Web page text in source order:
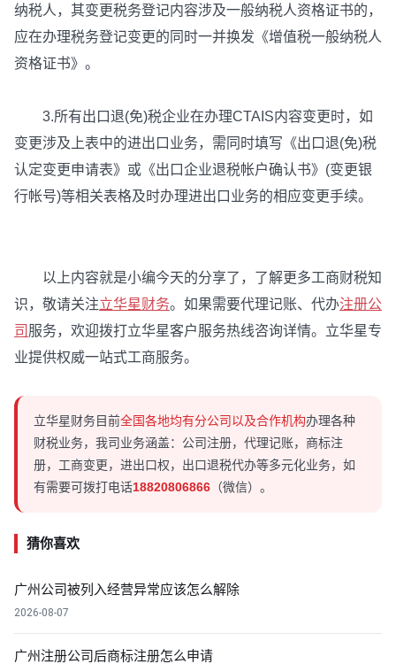
纳税人，其变更税务登记内容涉及一般纳税人资格证书的，
应在办理税务登记变更的同时一并换发《增值税一般纳税人
资格证书》。
3.所有出口退(免)税企业在办理CTAIS内容变更时，如
变更涉及上表中的进出口业务，需同时填写《出口退(免)税
认定变更申请表》或《出口企业退税帐户确认书》(变更银
行帐号)等相关表格及时办理进出口业务的相应变更手续。
以上内容就是小编今天的分享了，了解更多工商财税知
识，敬请关注立华星财务。如果需要代理记账、代办注册公
司 服务，欢迎拨打立华星客户服务热线咨询详情。立华星专
业提供权威一站式工商服务。
立华星财务目前全国各地均有分公司以及合作机构办理各种
财税业务，我司业务涵盖：公司注册，代理记账，商标注
册，工商变更，进出口权，出口退税代办等多元化业务，如
有需要可拨打电话18820806866 （微信）。
猜你喜欢
广州公司被列入经营异常应该怎么解除
2026-08-07
广州注册公司后商标注册怎么申请